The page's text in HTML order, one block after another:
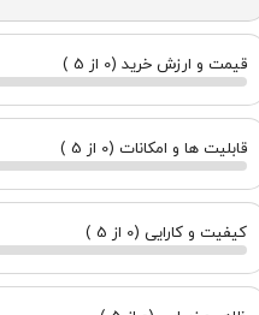
قیمت و ارزش خرید (0 از 5 )
قابلیت ها و امکانات (0 از 5 )
کیفیت و کارایی (0 از 5 )